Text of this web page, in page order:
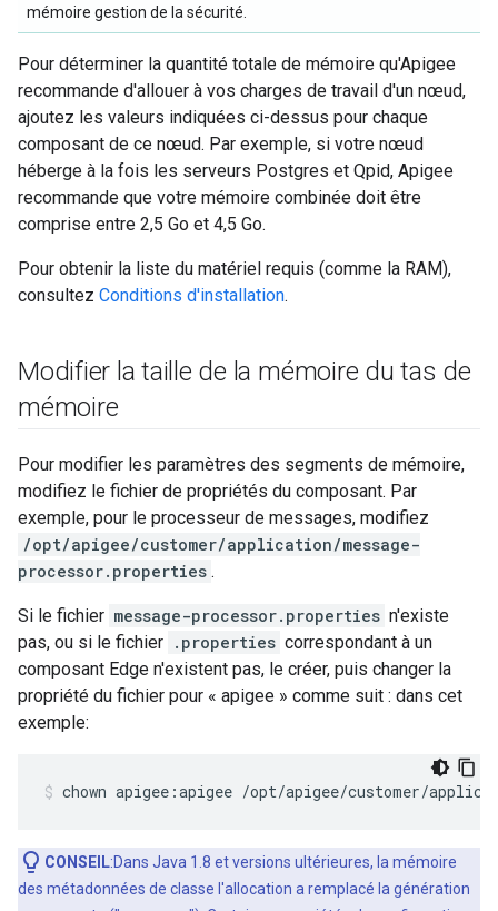
mémoire gestion de la sécurité.
Pour déterminer la quantité totale de mémoire qu'Apigee
recommande d'allouer à vos charges de travail d'un nœud,
ajoutez les valeurs indiquées ci-dessus pour chaque
composant de ce nœud. Par exemple, si votre nœud
héberge à la fois les serveurs Postgres et Qpid, Apigee
recommande que votre mémoire combinée doit être
comprise entre 2,5 Go et 4,5 Go.
Pour obtenir la liste du matériel requis (comme la RAM),
consultez Conditions d'installation.
Modifier la taille de la mémoire du tas de
mémoire
Pour modifier les paramètres des segments de mémoire,
modifiez le fichier de propriétés du composant. Par
exemple, pour le processeur de messages, modifiez
/opt/apigee/customer/application/message-
processor.properties .
Si le fichier message-processor.properties n'existe
pas, ou si le fichier .properties correspondant à un
composant Edge n'existent pas, le créer, puis changer la
propriété du fichier pour « apigee » comme suit : dans cet
exemple:
chown apigee:apigee /opt/apigee/customer/
CONSEIL:Dans Java 1.8 et versions ultérieures, la mémoire
des métadonnées de classe l'allocation a remplacé la génération